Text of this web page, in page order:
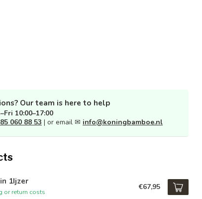
Our team is here to help
10:00–17:00
060 88 53 | or email ✉ info@koningbamboe.nl
1Ijzer
or return costs
€67,95